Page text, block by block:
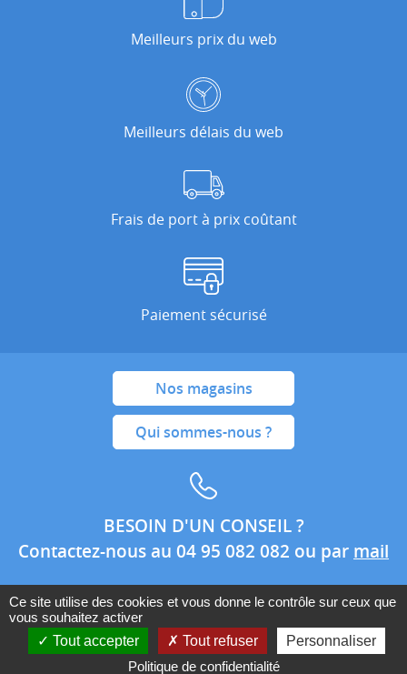
Meilleurs prix du web
Meilleurs délais du web
Frais de port à prix coûtant
Paiement sécurisé
Nos magasins
Qui sommes-nous ?
BESOIN D'UN CONSEIL ?
Contactez-nous au 04 95 082 082 ou par mail
Conditions générales de ventes
Mentions légales
Politique de confidentialité
Ce site utilise des cookies et vous donne le contrôle sur ceux que
vous souhaitez activer
Tout accepter
Tout refuser
Personnaliser
Politique de confidentialité